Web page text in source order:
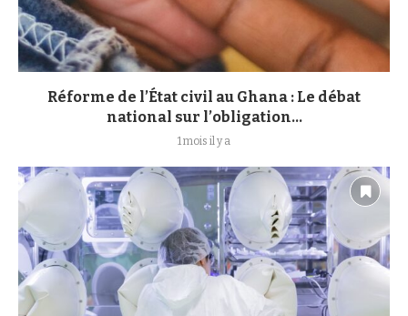
Réforme de l’État civil au Ghana : Le débat
national sur l’obligation...
1 mois il y a